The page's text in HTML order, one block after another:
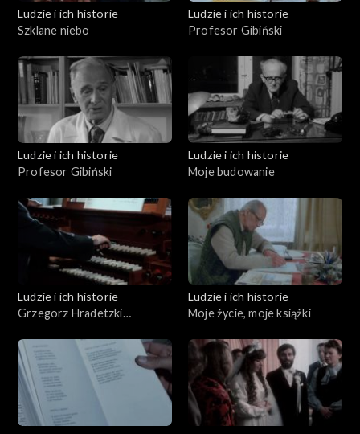
Ludzie i ich historie
Szklane niebo
Ludzie i ich historie
Profesor Gibiński
Ludzie i ich historie
Profesor Gibiński
Ludzie i ich historie
Moje budowanie
Ludzie i ich historie
Grzegorz Hradetzki
Ludzie i ich historie
Moje życie, moje książki